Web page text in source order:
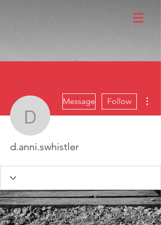
d.anni.swhistler
Message Follow
d.anni.swhistler